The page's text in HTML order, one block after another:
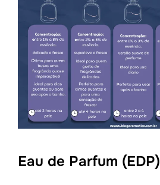
Eau de Parfum (EDP)